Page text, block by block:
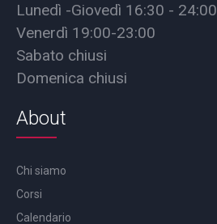
Lunedì -Giovedì 16:30 - 24:00
Venerdì 19:00-23:00
Sabato chiusi
Domenica chiusi
About
Chi siamo
Corsi
Calendario